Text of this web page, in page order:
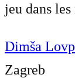
jeu dans
Dimša
Zagreb